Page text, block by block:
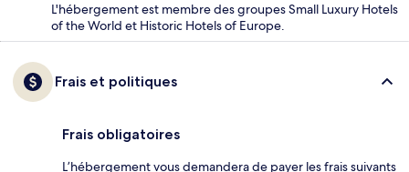
L'hébergement est membre des groupes Small Luxury Hotels
of the World et Historic Hotels of Europe.
Frais et politiques
Frais obligatoires
L’hébergement vous demandera de payer les frais suivants